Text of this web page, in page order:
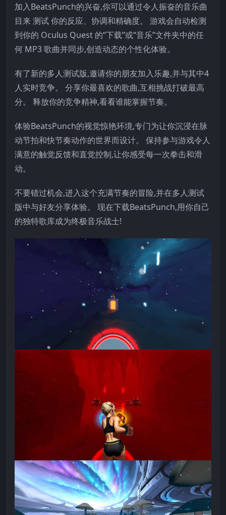
加入BeatsPunch的兴奋,你可以通过令人振奋的音乐曲
目来 测试 你的反应、协调和精确度。 游戏会自动检测
到你的 Oculus Quest 的“下载”或“音乐”文件夹中的任
何 MP3 歌曲并同步,创造动态的个性化体验。
有了新的多人测试版,邀请你的朋友加入乐趣,并与其中4
人实时竞争。 分享你最喜欢的歌曲,互相挑战打破最高
分。 释放你的竞争精神,看看谁能掌握节奏。
体验BeatsPunch的视觉惊艳环境,专门为让你沉浸在脉
动节拍和快节奏动作的世界而设计。 保持参与游戏令人
满意的触觉反馈和直觉控制,让你感受每一次拳击和滑
动。
不要错过机会,进入这个充满节奏的冒险,并在多人测试
版中与好友分享体验。 现在下载BeatsPunch,用你自己
的独特歌库成为终极音乐战士!